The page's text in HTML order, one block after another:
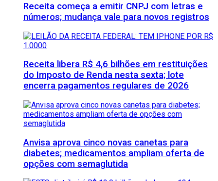
Receita começa a emitir CNPJ com letras e
números; mudança vale para novos registros
Receita libera R$ 4,6 bilhões em restituições
do Imposto de Renda nesta sexta; lote
encerra pagamentos regulares de 2026
Anvisa aprova cinco novas canetas para
diabetes; medicamentos ampliam oferta de
opções com semaglutida